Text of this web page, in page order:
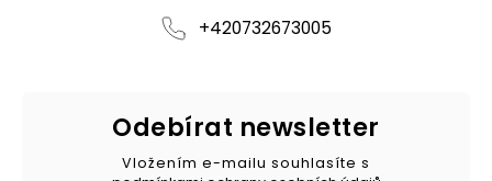
+420732673005
Odebírat newsletter
Vložením e-mailu souhlasíte s